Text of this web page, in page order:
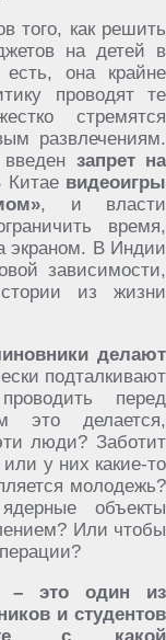
того, как решить
на детей в
она крайне
проводят те
стремятся
развлечениям.
запрет на
Китае видеоигры
, и власти
время,
экраном. В Индии
зависимости,
из жизни
делают
подталкивают
перед
это делается,
люди? Заботит
у них какие-то
молодежь?
объекты
Или чтобы
– это один из
и студентов